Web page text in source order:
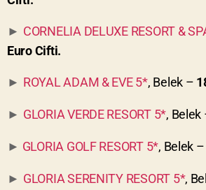
► CORNELIA DELUXE RESORT &
Euro Cifti.
► ROYAL ADAM & EVE 5*, Belek –
► GLORIA VERDE RESORT 5*,
► GLORIA GOLF RESORT 5*, Belek
► GLORIA SERENITY RESORT 5*,